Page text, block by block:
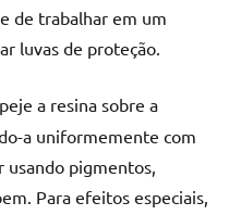
de trabalhar em um
luvas de proteção.
a resina sobre a
a uniformemente com
usando pigmentos,
Para efeitos especiais,